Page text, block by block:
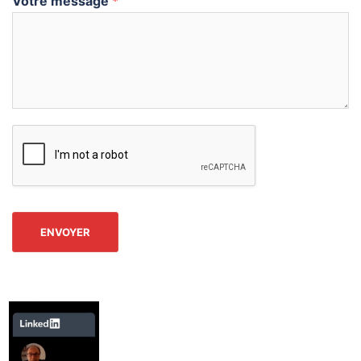
ENVOYER